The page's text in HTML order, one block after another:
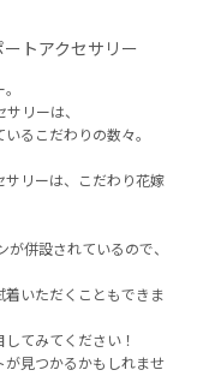
トアクセサリー
リーは、
るこだわりの数々。
サリーは、こだわり花嫁
が併設されているので、
着いただくこともできま
てみてください！
が見つかるかもしれませ